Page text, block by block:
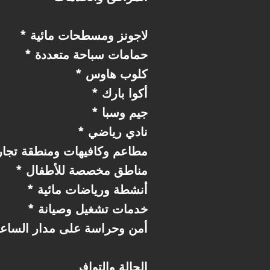
* لاجونز ومسطحات مائية
* حمامات سباحة متعددة
* كلوب هاوس
* أكوا بارك
* جيم وسبا
* نادي رياضي
* مطاعم وكافيهات ومنطقة
* مناطق مخصصة للأطفال
* أنشطة ورياضات مائية
* خدمات تشغيل وصيانة
* أمن وحراسة على مدار